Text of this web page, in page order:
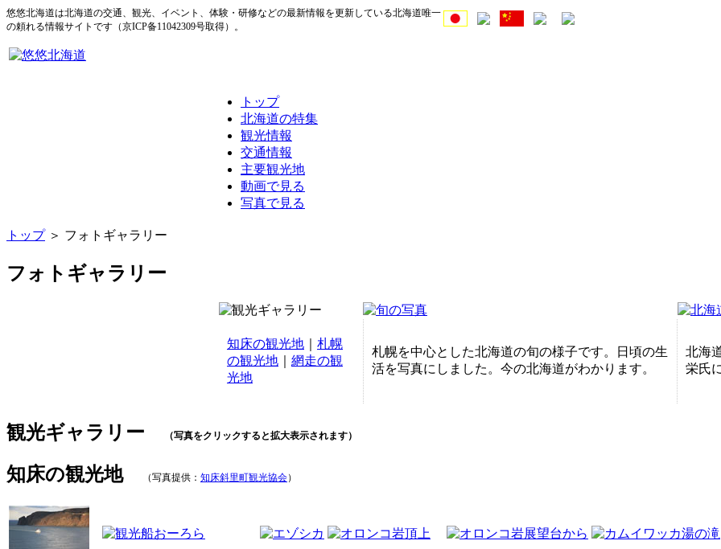
悠悠北海道は北海道の交通、観光、イベント、体験・研修などの最新情報を更新している北海道唯一
の頼れる情報サイトです（京ICP备11042309号取得）。
トップ
北海道の特集
観光情報
交通情報
主要観光地
動画で見る
写真で見る
トップ＞ フォトギャラリー
フォトギャラリー
知床の観光地
札幌
の観光地
網走の観
光地
札幌を中心とした北海道の旬の様子です。日頃の生
活を写真にしました。今の北海道がわかります。
北海
栄氏
観光ギャラリー （写真をクリックすると拡大表示されます）
知床の観光地 （写真提供： 知床斜里町観光協会）